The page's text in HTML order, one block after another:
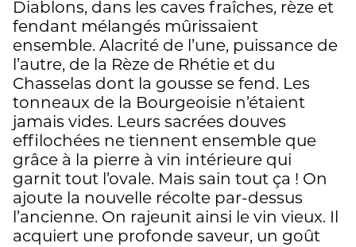
Diablons, dans les caves fraîches, rèze et
fendant mélangés mûrissaient
ensemble. Alacrité de l’une, puissance de
l’autre, de la Rèze de Rhétie et du
Chasselas dont la gousse se fend. Les
tonneaux de la Bourgeoisie n’étaient
jamais vides. Leurs sacrées douves
effilochées ne tiennent ensemble que
grâce à la pierre à vin intérieure qui
garnit tout l’ovale. Mais sain tout ça ! On
ajoute la nouvelle récolte par-dessus
l’ancienne. On rajeunit ainsi le vin vieux. Il
acquiert une profonde saveur, un goût